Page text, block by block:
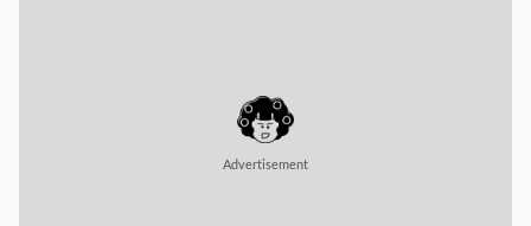
Advertisement